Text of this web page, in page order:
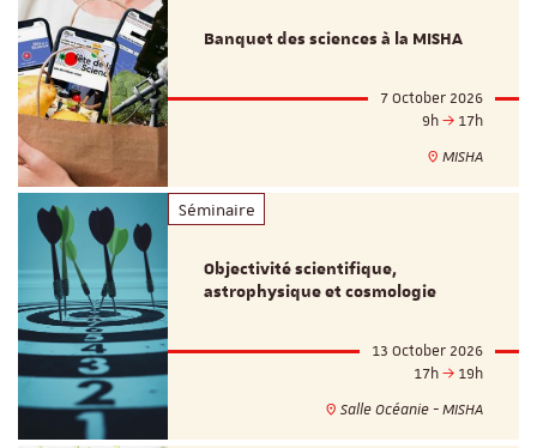
Banquet des sciences à la MISHA
7 October 2026
9h
17h
MISHA
Séminaire
Objectivité scientifique,
astrophysique et cosmologie
13 October 2026
17h
19h
Salle Océanie - MISHA